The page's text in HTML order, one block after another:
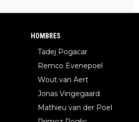
HOMBRES
Tadej Pogacar
Remco Evenepoel
Wout van Aert
Jonas Vingegaard
Mathieu van der Poel